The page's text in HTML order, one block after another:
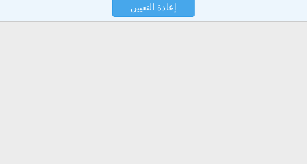
إعادة التعيين